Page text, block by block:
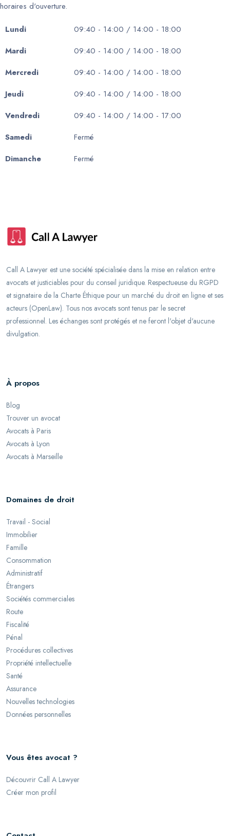
horaires d'ouverture.
Lundi
09:40 - 14:00 / 14:00 - 18:00
Mardi
09:40 - 14:00 / 14:00 - 18:00
Mercredi
09:40 - 14:00 / 14:00 - 18:00
Jeudi
09:40 - 14:00 / 14:00 - 18:00
Vendredi
09:40 - 14:00 / 14:00 - 17:00
Samedi
Fermé
Dimanche
Fermé
Call A Lawyer est une société spécialisée dans la mise en relation entre
avocats et justiciables pour du conseil juridique. Respectueuse du RGPD
et signataire de la Charte Éthique pour un marché du droit en ligne et ses
acteurs (OpenLaw). Tous nos avocats sont tenus par le secret
professionnel. Les échanges sont protégés et ne feront l'objet d'aucune
divulgation.
À propos
Blog
Trouver un avocat
Avocats à Paris
Avocats à Lyon
Avocats à Marseille
Domaines de droit
Travail - Social
Immobilier
Famille
Consommation
Administratif
Étrangers
Sociétés commerciales
Route
Fiscalité
Pénal
Procédures collectives
Propriété intellectuelle
Santé
Assurance
Nouvelles technologies
Données personnelles
Vous êtes avocat ?
Découvrir Call A Lawyer
Créer mon profil